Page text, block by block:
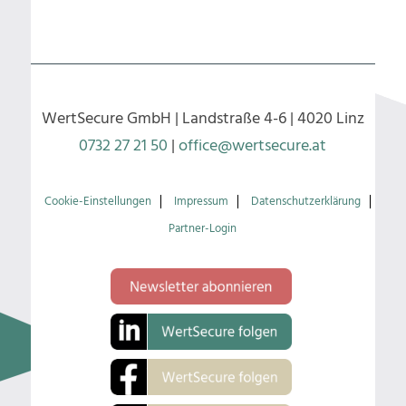
WertSecure GmbH | Landstraße 4-6 | 4020 Linz
0732 27 21 50 |office@wertsecure.at
Cookie-Einstellungen Impressum
Datenschutzerklärung
Partner-Login